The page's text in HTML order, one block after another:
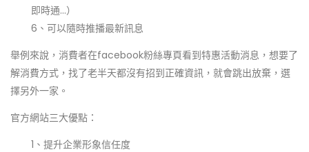
即時通...）
6、可以隨時推播最新訊息
舉例來說，消費者在facebook粉絲專頁看到特惠活動消息，想要了
解消費方式，找了老半天都沒有招到正確資訊，就會跳出放棄，選
擇另外一家。
官方網站三大優點：
1、提升企業形象信任度